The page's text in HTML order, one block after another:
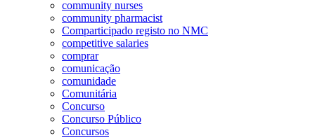
community nurses
community pharmacist
Comparticipado registo no NMC
competitive salaries
comprar
comunicação
comunidade
Comunitária
Concurso
Concurso Público
Concursos